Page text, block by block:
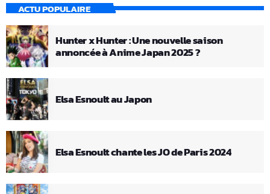
ACTU POPULAIRE
Hunter x Hunter : Une nouvelle saison
annoncée à Anime Japan 2025 ?
Elsa Esnoult au Japon
Elsa Esnoult chante les JO de Paris 2024